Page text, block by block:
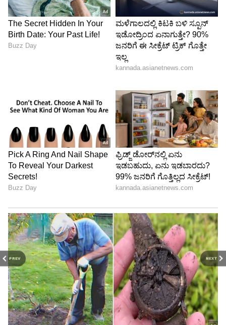
PREV NEXT
ಒಟ್ಟಿನಲ್ಲಿ, ನಟ ಗಣೇಶ್ ಅವರ ಇಂದಿನ ಹುಟ್ಟುಹಬ್ಬವು
ಅಭಿಮಾನಿಗಳು ವಿಶೇಷ ಉಡುಗೊರೆ ನೀಡಿದೆ. ಒಂದೇ
ತಿಂಗಳಲ್ಲಿ ಎರಡು ಸಿನಿಮಾಗಳನ್ನು ನೋಡುವ ಅವಕಾಶ
ಸಿಕ್ಕಿರೋದು ಅವರ ಫ್ಯಾನ್ಸ್‌ಗೆ ಭಾರೀ ಖುಷಿ ನೀಡಿದೆ.